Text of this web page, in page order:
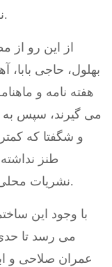
نویسان یا کاریکاتوریست ها می پردازد.
از این رو از
بهلول، حاجی بابا،
هفته نامه و
می گیرند، سپس
و شگفتا که
طنز
نشریات محلی و نشریات طنز دانشجویی می اندازد.
با وجود این
می رسد تا
عمران صلاحی و